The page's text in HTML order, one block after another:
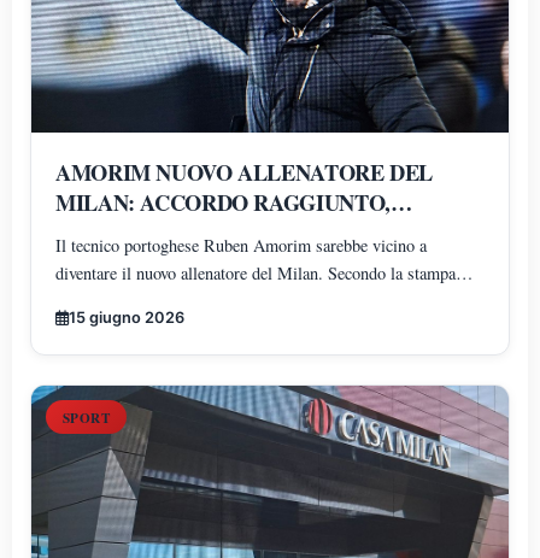
AMORIM NUOVO ALLENATORE DEL
MILAN: ACCORDO RAGGIUNTO,
PRONTO UN BIENNALE
Il tecnico portoghese Ruben Amorim sarebbe vicino a
diventare il nuovo allenatore del Milan. Secondo la stampa
per una terza stagione e bonus legati ai risultati
15 giugno 2026
SPORT